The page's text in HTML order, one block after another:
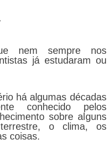
nem sempre nos
já estudaram ou
há algumas décadas
conhecido pelos
sobre alguns
o clima, os
coisas.